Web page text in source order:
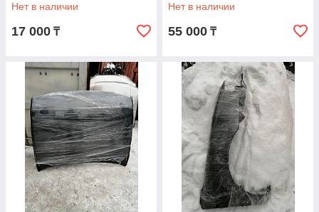
Нет в наличии
17 000 ₸
Нет в наличии
55 000 ₸